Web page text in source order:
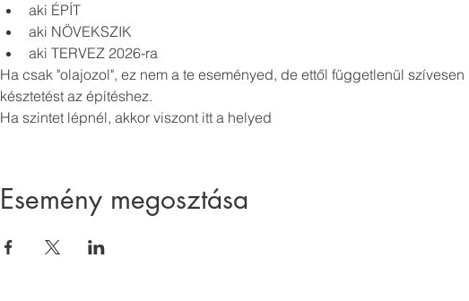
aki ÉPÍT
aki NÖVEKSZIK
aki TERVEZ 2026-ra
Ha csak "olajozol", ez nem a te eseményed, de ettől függetlenül
késztetést az építéshez.
Ha szintet lépnél, akkor viszont itt a helyed
Esemény megosztása